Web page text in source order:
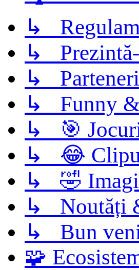
↳
↳
↳
↳ Funny &
↳ 🎯
↳ 😂
↳ 🤣
↳ Noutăți
↳ Bun
🧩